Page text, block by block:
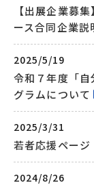
【出展企業募
ース合同企業説
2025/5/19
令和７年度「自
グラムについて
2025/3/31
若者応援ページ
2024/8/26